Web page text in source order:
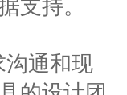
支持。
沟通和现